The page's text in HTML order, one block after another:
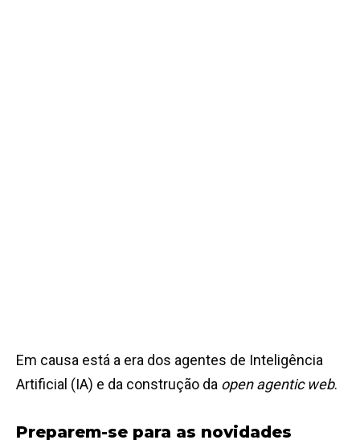
Em causa está a era dos agentes de Inteligência
Artificial (IA) e da construção da open agentic web.
Preparem-se para as novidades